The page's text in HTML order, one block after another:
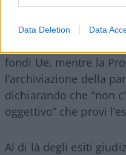
Data Deletion Data
fondi Ue, mentre la
l’archiviazione della
dichiarando che “non
oggettivo” che provi
Al di là degli esiti